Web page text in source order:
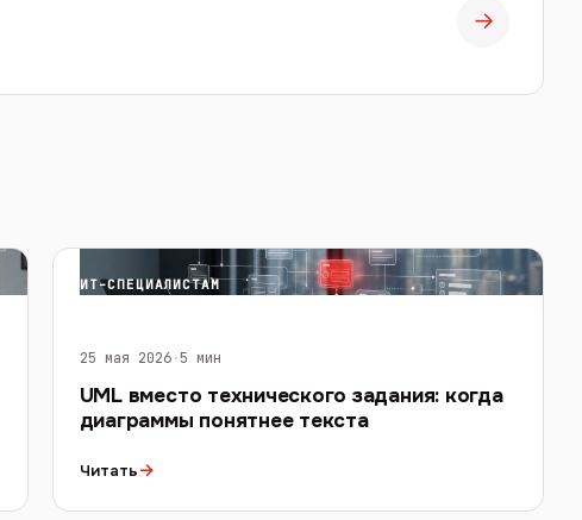
→
ИТ-СПЕЦИАЛИСТАМ
25 мая 2026·5 мин
UML вместо технического задания: когда
диаграммы понятнее текста
Читать→